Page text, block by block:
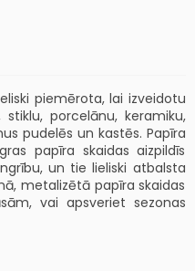
piemērota, lai izveidotu
porcelānu, keramiku,
pudelēs un kastēs. Papīra
papīra skaidas aizpildīs
un tie lieliski atbalsta
metalizētā papīra skaidas
vai apsveriet sezonas